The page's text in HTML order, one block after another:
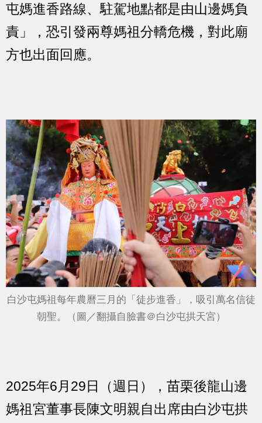
屯媽進香路線、駐駕地點都是由山邊媽負
責」，恐引發兩尊媽祖分轎危機，對此廟
方也出面回應。
白沙屯媽祖每年農曆三月的「徒步進香」，吸引萬名信徒
朝聖。（圖／翻攝自臉書＠白沙屯拱天宮）
2025年6月29日（週日），苗栗後龍山邊
媽祖宮董事長陳文明親自出席由白沙屯拱